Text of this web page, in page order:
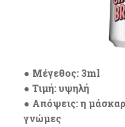
● Μέγεθος: 3ml
● Τιμή: υψηλή
● Απόψεις: η
γνώμες